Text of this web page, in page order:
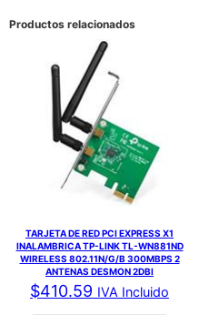
Productos relacionados
TARJETA DE RED PCI EXPRESS X1
INALAMBRICA TP-LINK TL-WN881ND
WIRELESS 802.11N/G/B 300MBPS 2
ANTENAS DESMON 2DBI
$410.59 IVA Incluido